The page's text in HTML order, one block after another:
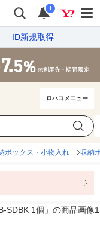
i
ID新規取得
ロハコメニュー
ボックス・小物入れ 収納